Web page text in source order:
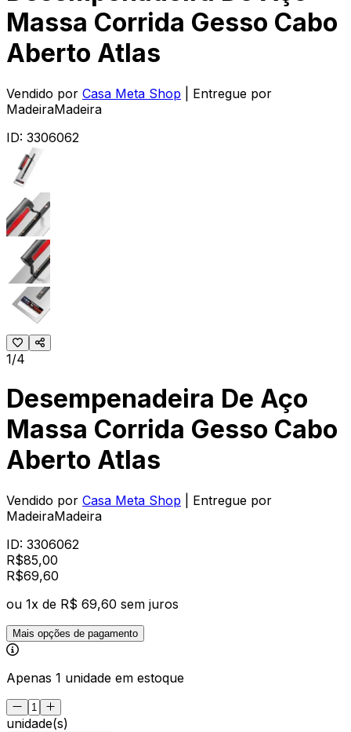
Massa Corrida Gesso Cabo
Aberto Atlas
Vendido por Casa Meta Shop
| Entregue por
MadeiraMadeira
ID: 3306062
1/4
Desempenadeira De Aço
Massa Corrida Gesso Cabo
Aberto Atlas
Vendido por Casa Meta Shop
| Entregue por
MadeiraMadeira
ID: 3306062
R$85,00
R$69,60
ou 1x de R$ 69,60 sem juros
Mais opções de pagamento
Apenas 1 unidade em estoque
unidade(s)